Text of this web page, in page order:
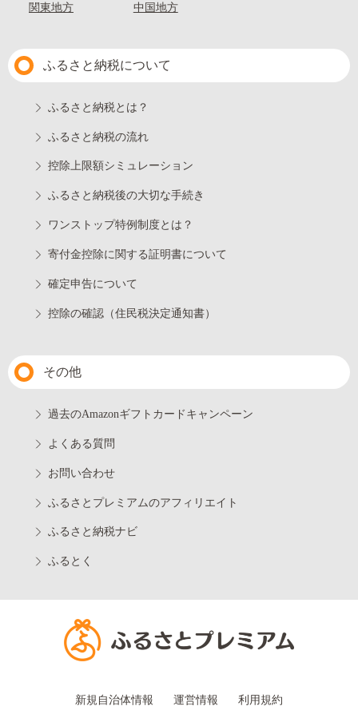
関東地方 中国地方
ふるさと納税について
ふるさと納税とは？
ふるさと納税の流れ
控除上限額シミュレーション
ふるさと納税後の大切な手続き
ワンストップ特例制度とは？
寄付金控除に関する証明書について
確定申告について
控除の確認（住民税決定通知書）
その他
過去のAmazonギフトカードキャンペーン
よくある質問
お問い合わせ
ふるさとプレミアムのアフィリエイト
ふるさと納税ナビ
ふるとく
新規自治体情報 運営情報 利用規約